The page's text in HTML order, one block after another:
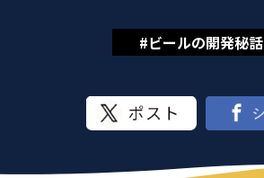
#ビールの開発秘話